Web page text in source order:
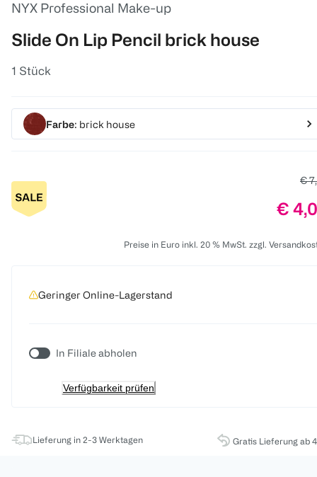
NYX Professional Make-up
Slide On Lip Pencil brick house
1 Stück
Farbe: brick house
€
€
Preise in Euro inkl. 20 % MwSt. zzgl.
Geringer Online-Lagerstand
In Filiale abholen
Verfügbarkeit prüfen
Lieferung in 2-3 Werktagen Gratis Lieferung ab